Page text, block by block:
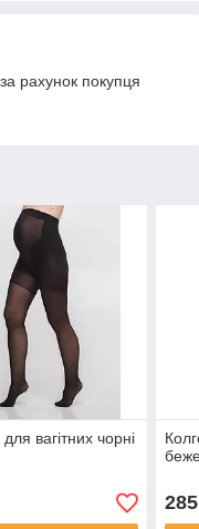
рахунок покупця
вагітних чорні
285